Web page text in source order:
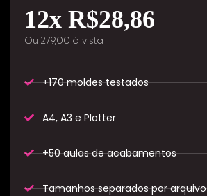
12x R$28,86
Ou 279,00 à vista
+170 moldes testados
A4, A3 e Plotter
+50 aulas de acabamentos
Tamanhos separados por arquivo